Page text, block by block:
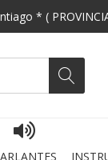
* (